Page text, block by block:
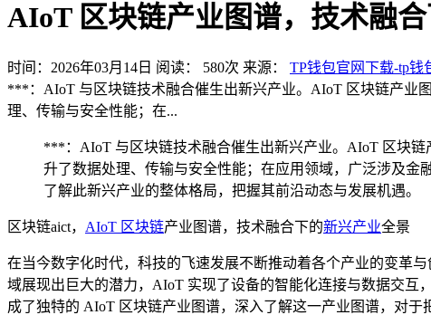
AIoT 区块链产业图谱，技术融
时间：2026年03月14日 阅读： 580次 来源： TP钱包官网下载-tp钱
***：AIoT 与区块链技术融合催生出新兴产业。AIoT 区块链产业
理、传输与安全性能；在...
***：AIoT 与区块链技术融合催生出新兴产业。AIoT 区块
升了数据处理、传输与安全性能；在应用领域，广泛涉及
了解此新兴产业的整体格局，把握其前沿动态与发展机遇。
区块链aict， AIoT 区块链产业图谱，技术融合下的新兴产业全景
在当今数字化时代，科技的飞速发展不断推动着各个产业的变革
域展现出巨大的潜力，AIoT 实现了设备的智能化连接与数据交
成了独特的 AIoT 区块链产业图谱，深入了解这一产业图谱，对于